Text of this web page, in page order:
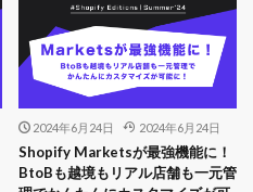
2024年6月24日 2024年6月24日
Shopify Marketsが最強機能に！
BtoBも越境もリアル店舗も一元管